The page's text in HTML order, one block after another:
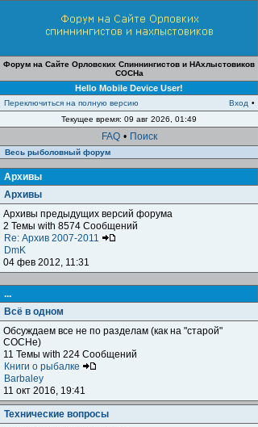
Форум на Сайте Орловских Спиннингистов и НАхлыстовиков
СОСНа
Hello Mobile Device User!
Переключиться на полную версию Вход •
Текущее время: 09 авг 2026, 01:49
FAQ • Поиск
Весь рыболовный форум
Архивы
Архивы
Архивы предыдущих версий форума
2 Темы with 8574 Сообщений
Re: Архив 2007-2011
DmK
04 фев 2012, 11:31
...
Всё в одном
Обсуждаем все не по разделам (как на "старой"
СОСНе)
11 Темы with 224 Сообщений
Книги о рыбалке
Barbaley
11 окт 2016, 19:41
Технические вопросы